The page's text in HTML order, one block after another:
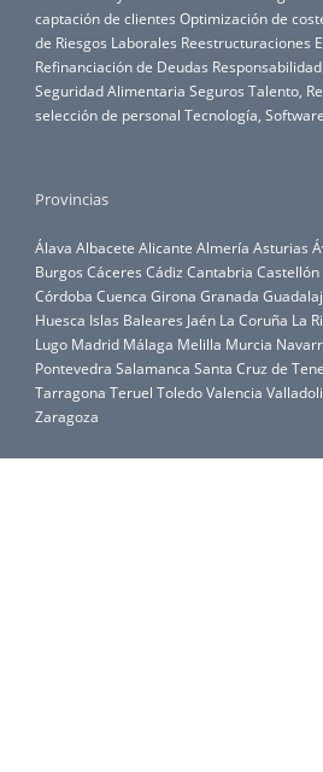
captación de clientes Optimización de
de Riesgos Laborales Reestructuraciones
Refinanciación de Deudas
Seguridad Alimentaria Seguros Talento,
selección de personal Tecnología,
Provincias
Álava Albacete Alicante Almería Asturias
Burgos Cáceres Cádiz Cantabria Castellón
Córdoba Cuenca Girona Granada
Huesca Islas Baleares Jaén La Coruña La
Lugo Madrid Málaga Melilla Murcia
Pontevedra Salamanca Santa Cruz de
Tarragona Teruel ToledoValencia
Zaragoza